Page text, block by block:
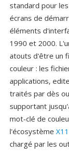
standard pour
écrans de
éléments
1990 et 2000.
atouts d'être un
couleur : les
applications,
traités par dès
supportant
mot-clé de
l'écosystème X11
chargé par les